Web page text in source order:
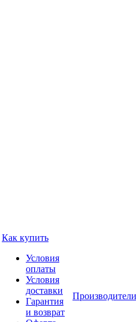
Как купить
Условия
оплаты
Условия
доставки
Гарантия
и возврат
Производители